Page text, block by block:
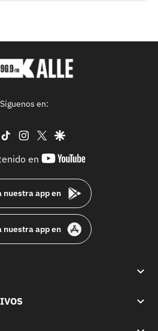
Síguenos en:
tiktok instagram
twittergoogle
en
youtube-
nuestra app en
nuestra app en